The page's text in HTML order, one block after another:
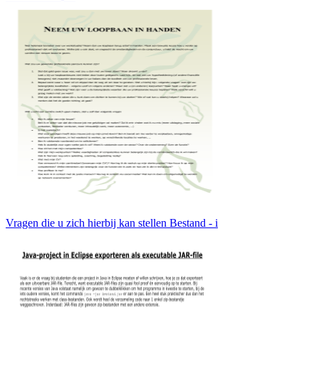
Vragen die u zich hierbij kan stellen Bestand - i